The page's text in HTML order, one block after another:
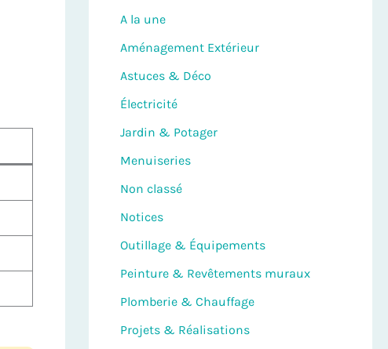
A la une
Aménagement Extérieur
Astuces & Déco
Électricité
Jardin & Potager
Menuiseries
Non classé
Notices
Outillage & Équipements
Peinture & Revêtements muraux
Plomberie & Chauffage
Projets & Réalisations